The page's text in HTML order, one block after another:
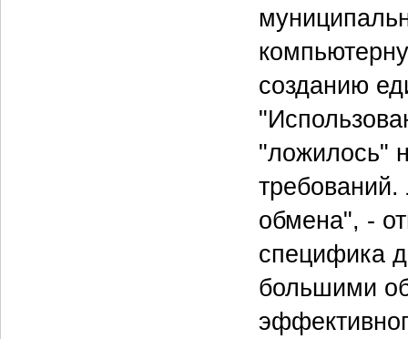
созданию
"ложилось"
обмена", -
специфика
большими